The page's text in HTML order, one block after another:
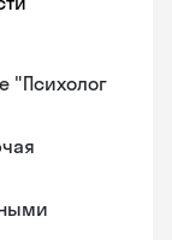
"Психолог